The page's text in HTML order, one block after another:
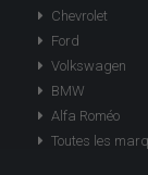
Chevrolet
Ford
Volkswagen
BMW
Alfa Roméo
Toutes les